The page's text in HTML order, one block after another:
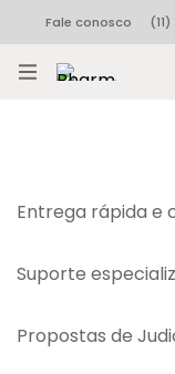
Fale conosco
Entrega rápida e
Suporte
Propostas de